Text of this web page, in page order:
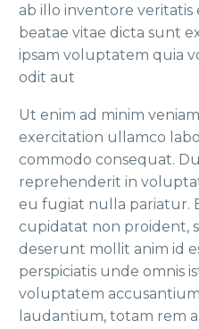
ab illo inventore veritatis
beatae vitae dicta sunt
ipsam voluptatem quia
odit aut
Ut enim ad minim
exercitation ullamco
commodo consequat.
reprehenderit in
eu fugiat nulla pariatur.
cupidatat non proident,
deserunt mollit anim id
perspiciatis unde omnis
voluptatem
laudantium, totam rem